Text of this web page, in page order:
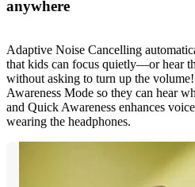
anywhere
Adaptive Noise Cancelling
that kids can focus quietly—or hear
without asking to turn up the
Awareness Mode so they can hear
and Quick Awareness enhances
wearing the headphones.